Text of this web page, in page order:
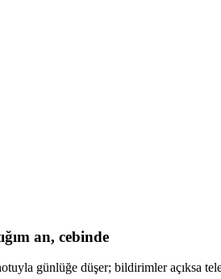
an, cebinde
günlüğe düşer; bildirimler açıksa